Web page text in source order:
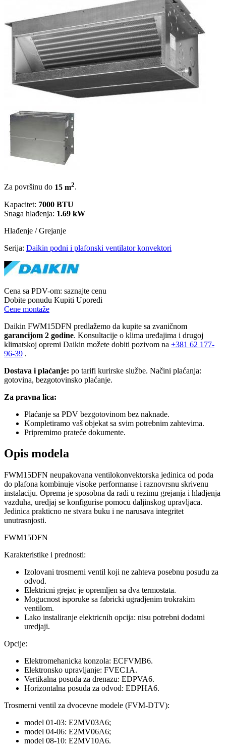
Za površinu do 15 m2.
Kapacitet: 7000 BTU
Snaga hlađenja: 1.69 kW
Hlađenje / Grejanje
Serija: Daikin podni i plafonski ventilator konvektori
Cena sa PDV-om: saznajte cenu
Dobite ponudu Kupiti Uporedi
Cene montaže
Daikin FWM15DFN predlažemo da kupite sa zvaničnom
garancijom 2 godine. Konsultacije o klima uređajima i drugoj
klimatskoj opremi Daikin možete dobiti pozivom na +381 62 177-
96-39 .
Dostava i plaćanje: po tarifi kurirske službe. Načini plaćanja:
gotovina, bezgotovinsko plaćanje.
Za pravna lica:
Plaćanje sa PDV bezgotovinom bez naknade.
Kompletiramo vaš objekat sa svim potrebnim zahtevima.
Pripremimo prateće dokumente.
Opis modela
FWM15DFN neupakovana ventilokonvektorska jedinica od poda
do plafona kombinuje visoke performanse i raznovrsnu skrivenu
instalaciju. Oprema je sposobna da radi u rezimu grejanja i hladjenja
vazduha, uredjaj se konfigurise pomocu daljinskog upravljaca.
Jedinica prakticno ne stvara buku i ne narusava integritet
unutrasnjosti.
FWM15DFN
Karakteristike i prednosti:
Izolovani trosmerni ventil koji ne zahteva posebnu posudu za
odvod.
Elektricni grejac je opremljen sa dva termostata.
Mogucnost isporuke sa fabricki ugradjenim trokrakim
ventilom.
Lako instaliranje elektricnih opcija: nisu potrebni dodatni
uredjaji.
Opcije:
Elektromehanicka konzola: ECFVMB6.
Elektronsko upravljanje: FVEC1A.
Vertikalna posuda za drenazu: EDPVA6.
Horizontalna posuda za odvod: EDPHA6.
Trosmerni ventil za dvocevne modele (FVM-DTV):
model 01-03: E2MV03A6;
model 04-06: E2MV06A6;
model 08-10: E2MV10A6.